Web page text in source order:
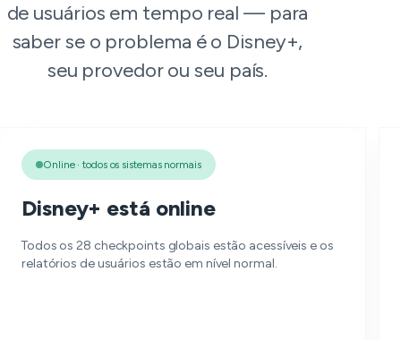
de usuários em tempo real — para
saber se o problema é o Disney+,
seu provedor ou seu país.
Online · todos os sistemas normais
Disney+ está online
Todos os 28 checkpoints globais estão acessíveis e os
relatórios de usuários estão em nível normal.